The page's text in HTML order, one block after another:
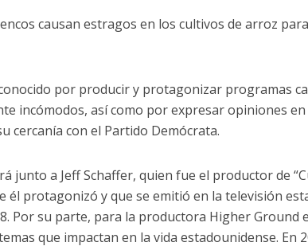
causan estragos en los cultivos de arroz
por producir y protagonizar programas
incómodos, así como por expresar opiniones
cercanía con el Partido Demócrata.
junto a Jeff Schaffer, quien fue el productor de
él protagonizó y que se emitió en la televisión
Por su parte, para la productora Higher Ground
que impactan en la vida estadounidense. En